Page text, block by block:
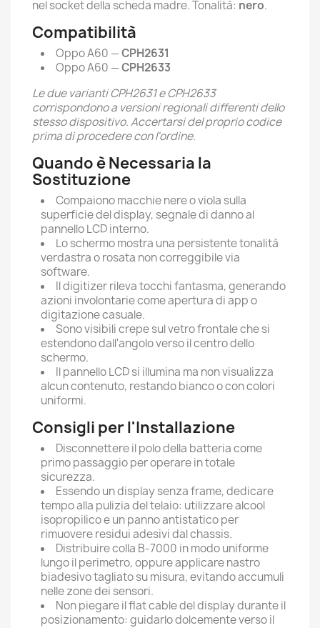
nel socket della scheda madre. Tonalità: nero.
Compatibilità
Oppo A60 —CPH2631
Oppo A60 —CPH2633
Le due varianti CPH2631 e CPH2633
corrispondono a versioni regionali differenti dello
stesso dispositivo. Accertarsi del proprio codice
prima di procedere con l'ordine.
Quando è Necessaria la
Sostituzione
Compaiono macchie nere o viola sulla
superficie del display, segnale di danno al
pannello LCD interno.
Lo schermo mostra una persistente tonalità
verdastra o rosata non correggibile via
software.
Il digitizer rileva tocchi fantasma, generando
azioni involontarie come apertura di app o
digitazione casuale.
Sono visibili crepe sul vetro frontale che si
estendono dall'angolo verso il centro dello
schermo.
Il pannello LCD si illumina ma non visualizza
alcun contenuto, restando bianco o con colori
uniformi.
Consigli per l'Installazione
Disconnettere il polo della batteria come
primo passaggio per operare in totale
sicurezza.
Essendo un display senza frame, dedicare
tempo alla pulizia del telaio: utilizzare alcool
isopropilico e un panno antistatico per
rimuovere residui adesivi dal chassis.
Distribuire colla B-7000 in modo uniforme
lungo il perimetro, oppure applicare nastro
biadesivo tagliato su misura, evitando accumuli
nelle zone dei sensori.
Non piegare il flat cable del display durante il
posizionamento: guidarlo dolcemente verso il